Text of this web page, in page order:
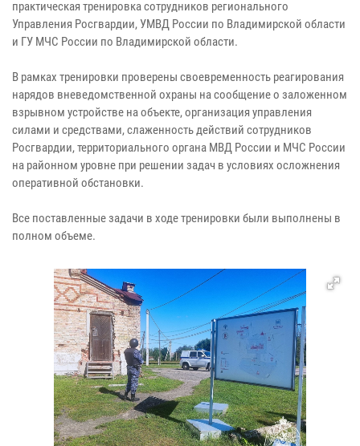
практическая тренировка сотрудников регионального
Управления Росгвардии, УМВД России по Владимирской области
и ГУ МЧС России по Владимирской области.
В рамках тренировки проверены своевременность реагирования
нарядов вневедомственной охраны на сообщение о заложенном
взрывном устройстве на объекте, организация управления
силами и средствами, слаженность действий сотрудников
Росгвардии, территориального органа МВД России и МЧС России
на районном уровне при решении задач в условиях осложнения
оперативной обстановки.
Все поставленные задачи в ходе тренировки были выполнены в
полном объеме.